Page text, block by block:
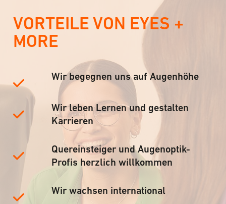
VORTEILE VON EYES +
MORE
Wir begegnen uns auf Augenhöhe
Wir leben Lernen und gestalten
Karrieren
Quereinsteiger und Augenoptik-
Profis herzlich willkommen
Wir wachsen international